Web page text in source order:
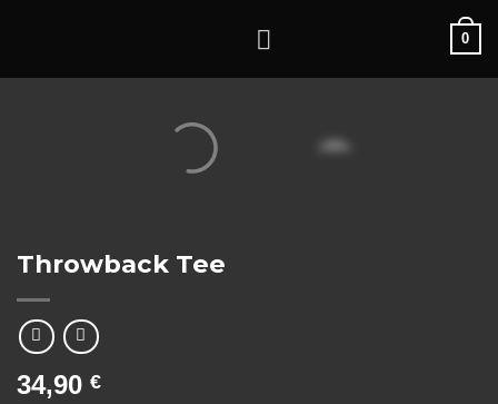
0
Throwback Tee
34,90 €